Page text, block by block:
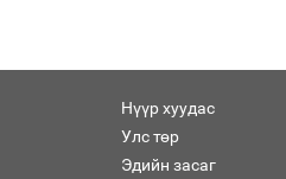
Нүүр хуудас
Улс төр
Эдийн засаг